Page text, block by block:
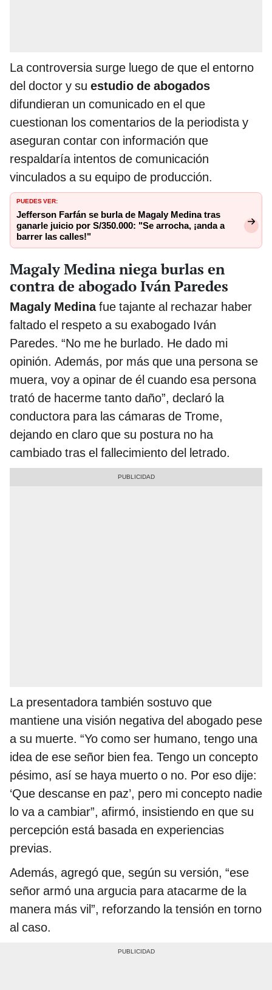
La controversia surge luego de que el entorno
del doctor y su estudio de abogados
difundieran un comunicado en el que
cuestionan los comentarios de la periodista y
aseguran contar con información que
respaldaría intentos de comunicación
vinculados a su equipo de producción.
PUEDES VER:
Jefferson Farfán se burla de Magaly Medina tras
ganarle juicio por S/350.000: "Se arrocha, ¡anda a
barrer las calles!"
Magaly Medina niega burlas en
contra de abogado Iván Paredes
Magaly Medinafue tajante al rechazar haber
faltado el respeto a su exabogado Iván
Paredes. “No me he burlado. He dado mi
opinión. Además, por más que una persona se
muera, voy a opinar de él cuando esa persona
trató de hacerme tanto daño”, declaró la
conductora para las cámaras de Trome,
dejando en claro que su postura no ha
cambiado tras el fallecimiento del letrado.
La presentadora también sostuvo que
mantiene una visión negativa del abogado pese
a su muerte. “Yo como ser humano, tengo una
idea de ese señor bien fea. Tengo un concepto
pésimo, así se haya muerto o no. Por eso dije:
‘Que descanse en paz’, pero mi concepto nadie
lo va a cambiar”, afirmó, insistiendo en que su
percepción está basada en experiencias
previas.
Además, agregó que, según su versión, “ese
señor armó una argucia para atacarme de la
manera más vil”, reforzando la tensión en torno
al caso.